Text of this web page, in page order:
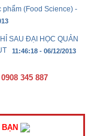
phẩm (Food Science) -
SAU ĐẠI HỌC QUẢN
11:46:18 - 06/12/2013
0908 345 887